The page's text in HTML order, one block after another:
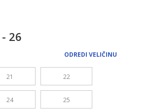
26
ODREDI VELIČINU
21 22
24 25